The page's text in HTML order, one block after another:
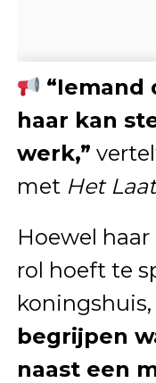
“Iemand
haar kan
werk,”
met Het
Hoewel
rol hoeft te
begrijpen
naast een